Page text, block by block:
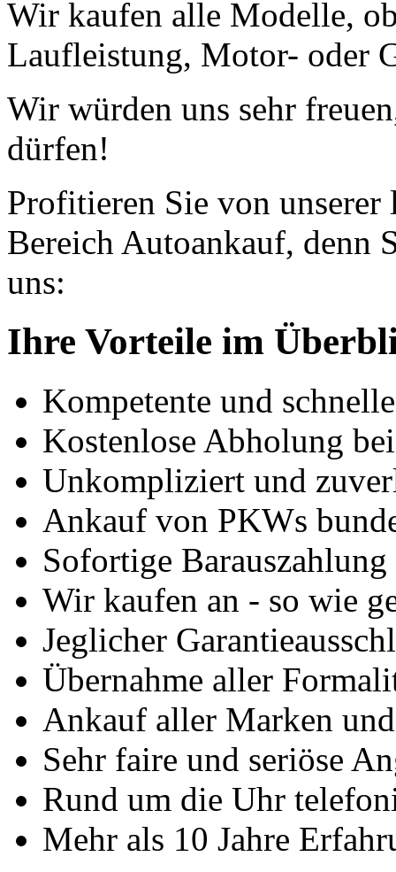
Wir kaufen alle Modelle,
Laufleistung, Motor- oder
Wir würden uns sehr
dürfen!
Profitieren Sie von
Bereich Autoankauf, denn
uns:
Ihre Vorteile im
Kompetente und
Kostenlose Abholung
Unkompliziert und
Ankauf von PKWs
Sofortige
Wir kaufen an - so wie
Jeglicher
Übernahme aller
Ankauf aller Marken
Sehr faire und seriöse
Rund um die Uhr
Mehr als 10 Jahre